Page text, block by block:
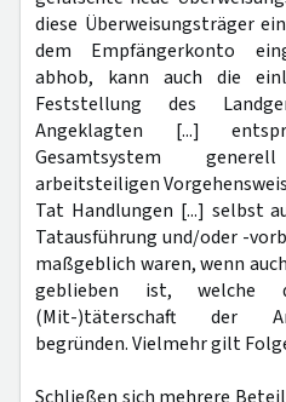
diese Überweisungsträger
dem Empfängerkonto
abhob, kann auch die
Feststellung des
Angeklagten [...]
Gesamtsystem
arbeitsteiligen
Tat Handlungen [...] selbst
Tatausführung und/oder -
maßgeblich waren, wenn
geblieben ist, welche
(Mit-)täterschaft der
begründen. Vielmehr gilt